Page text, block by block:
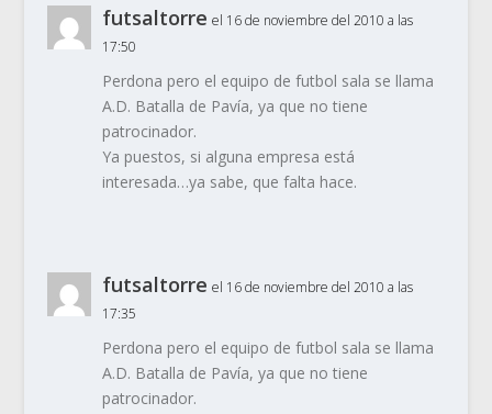
futsaltorre el 16 de noviembre del 2010 a las
17:50
Perdona pero el equipo de futbol sala se llama
A.D. Batalla de Pavía, ya que no tiene
patrocinador.
Ya puestos, si alguna empresa está
interesada…ya sabe, que falta hace.
futsaltorre el 16 de noviembre del 2010 a las
17:35
Perdona pero el equipo de futbol sala se llama
A.D. Batalla de Pavía, ya que no tiene
patrocinador.